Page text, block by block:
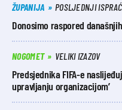
ŽUPANIJA POSLJEDNJI
Donosimo raspored
NOGOMET VELIKI IZAZOV
Predsjednika FIFA-e
upravljanju organizacijom’